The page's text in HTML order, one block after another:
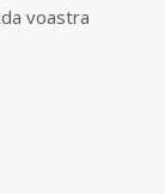
voastra